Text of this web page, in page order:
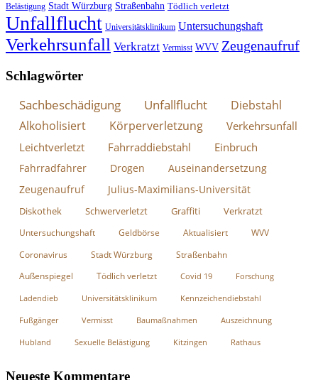
Belästigung Stadt Würzburg Straßenbahn Tödlich verletzt
Unfallflucht Universitätsklinikum Untersuchungshaft
Verkehrsunfall Verkratzt Vermisst WVV Zeugenaufruf
Schlagwörter
Sachbeschädigung Unfallflucht
Diebstahl
Alkoholisiert
Körperverletzung Verkehrsunfall
Leichtverletzt Fahrraddiebstahl Einbruch
Fahrradfahrer Drogen
Auseinandersetzung
Zeugenaufruf
Julius-Maximilians-Universität
Diskothek Schwerverletzt Graffiti Verkratzt
Untersuchungshaft Geldbörse Aktualisiert
WVV
Coronavirus
Stadt Würzburg Straßenbahn
Außenspiegel Tödlich verletzt Covid 19 Forschung
Ladendieb Universitätsklinikum Kennzeichendiebstahl
Fußgänger Vermisst Baumaßnahmen Auszeichnung
Hubland Sexuelle Belästigung Kitzingen Rathaus
Neueste Kommentare